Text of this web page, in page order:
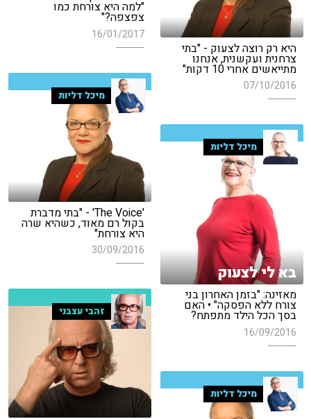
"למה היא צורחת כמו
צפצפה?"
16/01/2017
היא רק רוצה לצעוק - "בתי
צרחנית ועקשנית, אנחנו
מתייאשים אחרי 10 דקות"
07/10/2016
מיכל דליות
'The Voice' - "בתי מדברת
בקול רם מאוד, כשהיא שרה
היא צורחת"
30/09/2016
מיכל דליות
בא לי לצעוק
מאזינה: "בזמן האחרון בני
צורח ללא הפסקה" • האם
בסך הכל הילד מתפתח?
16/09/2016
זהבי עצבני
מיכל דליות